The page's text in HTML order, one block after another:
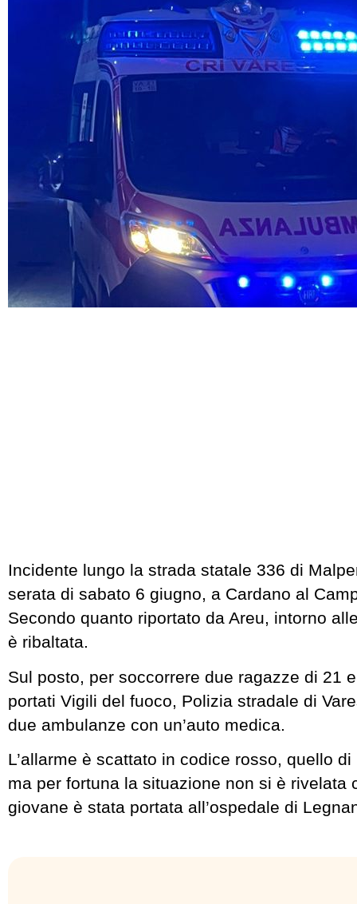
Incidente lungo la strada statale 336 di
serata di sabato 6 giugno, a Cardano al
Secondo quanto riportato da Areu, intorno
è ribaltata.
Sul posto, per soccorrere due ragazze di 21
portati Vigili del fuoco, Polizia stradale di
due ambulanze con un’auto medica.
L’allarme è scattato in codice rosso, quello
ma per fortuna la situazione non si è rivelata
giovane è stata portata all’ospedale di